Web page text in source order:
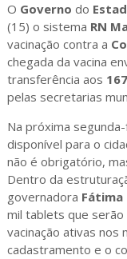
O Governo do
(15) o sistema RN
vacinação contra a
chegada da vacina
transferência aos 167
pelas secretarias
Na próxima
disponível para o
não é obrigatório,
Dentro da
governadora Fátima
mil tablets que serão
vacinação ativas nos
cadastramento e o